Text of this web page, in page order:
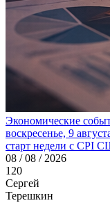
Экономические
воскресенье, 9
старт недели с CPI
08 / 08 / 2026
120
Сергей
Терешкин